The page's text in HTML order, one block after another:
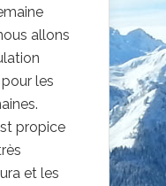
allons
les
propice
et les